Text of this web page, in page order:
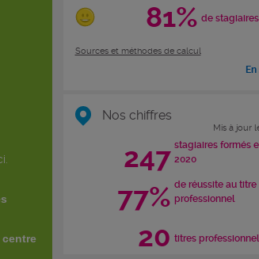
81% de
Sources et méthodes de calcul
Nos chiffres
Mis à jour
247 stagiaires formés
2020
77% de réussite au titre
professionnel
20 titres